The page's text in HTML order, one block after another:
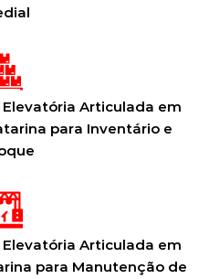
Articulada em
para Inventário e
Articulada em
para Manutenção de